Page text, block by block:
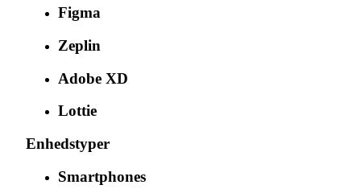
Figma
Zeplin
Adobe XD
Lottie
Enhedstyper
Smartphones